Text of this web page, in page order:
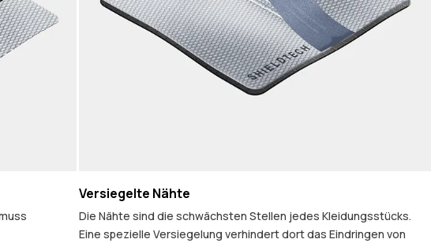
Versiegelte Nähte
Die Nähte sind die schwächsten Stellen jedes Kleidungsstücks.
Eine spezielle Versiegelung verhindert dort das Eindringen von